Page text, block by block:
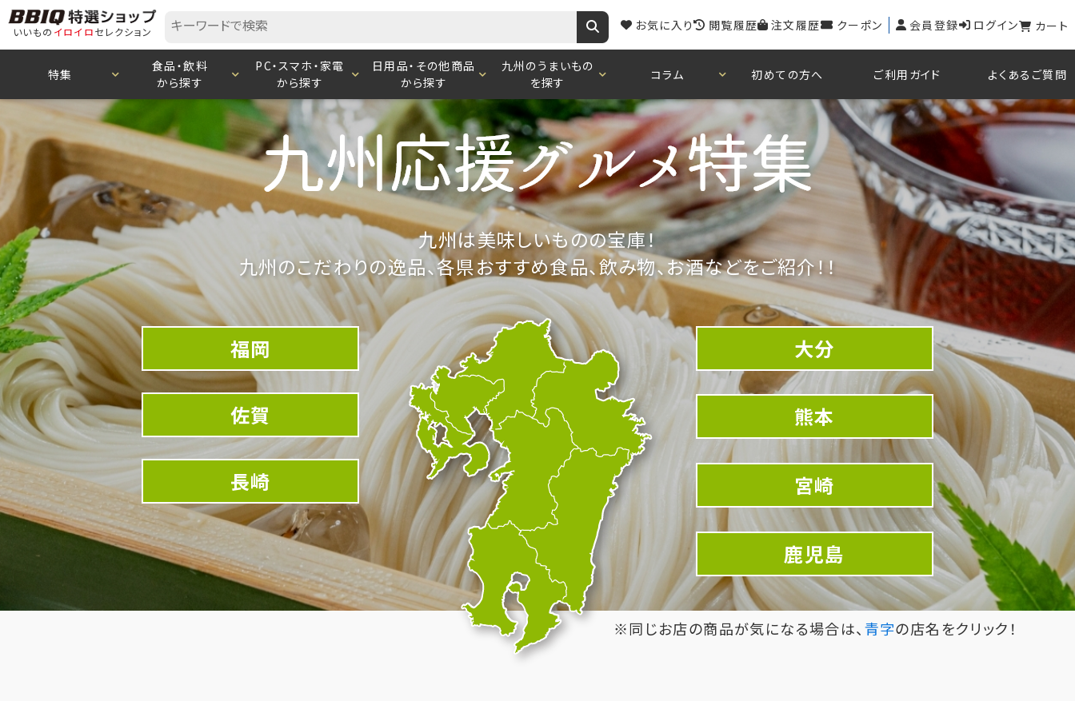
いいもの イロイロセレクション お気に入り 閲覧履歴 注文履歴 クーポン 会員登録 ログイン カート
特集
食品・飲料
から探す
PC・スマホ・家電
から探す
日用品・その他商品
から探す
九州のうまいもの
を探す
コラム 初めての方へ ご利用ガイド よくあるご質問
九州は美味しいものの宝庫！
九州のこだわりの逸品、各県おすすめ食品、飲み物、お酒などをご紹介！！
福岡
佐賀
長崎
大分
熊本
宮崎
鹿児島
※同じお店の商品が気になる場合は、青字の店名をクリック！